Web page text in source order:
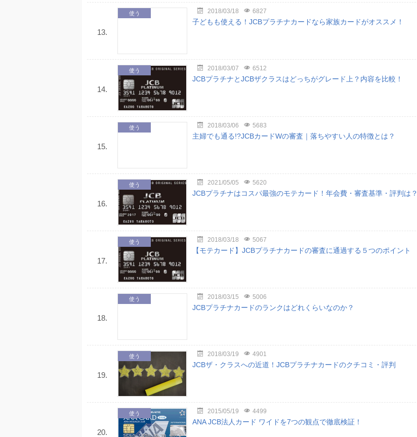
13.
使う 2018/03/18 6827
子どもも使える！JCBプラチナカードなら家族カードがオススメ！
14.
使う 2018/03/07 6512
JCBプラチナとJCBザクラスはどっちがグレード上？内容を比較！
15.
使う 2018/03/06 5683
主婦でも通る!?JCBカードWの審査｜落ちやすい人の特徴とは？
16.
使う 2021/05/05 5620
JCBプラチナはコスパ最強のモテカード！年会費・審査基準・評判は？
17.
使う 2018/03/18 5067
【モテカード】JCBプラチナカードの審査に通過する５つのポイント
18.
使う 2018/03/15 5006
JCBプラチナカードのランクはどれくらいなのか？
19.
使う 2018/03/19 4901
JCBザ・クラスへの近道！JCBプラチナカードのクチコミ・評判
20.
使う 2015/05/19 4499
ANA JCB法人カード ワイドを7つの観点で徹底検証！